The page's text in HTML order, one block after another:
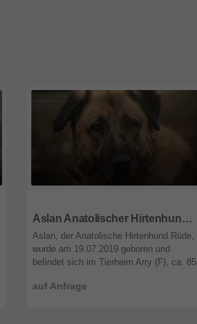
Aslan Anatolischer Hirtenhund braucht dringend ein Zuhause
auf Anfrage
Aslan, der Anatolische Hirtenhund Rüde,
wurde am 19.07.2019 geboren und
befindet sich im Tierheim Arry (F), ca. 85
Wachhund gehalten. Im Tierhei ...